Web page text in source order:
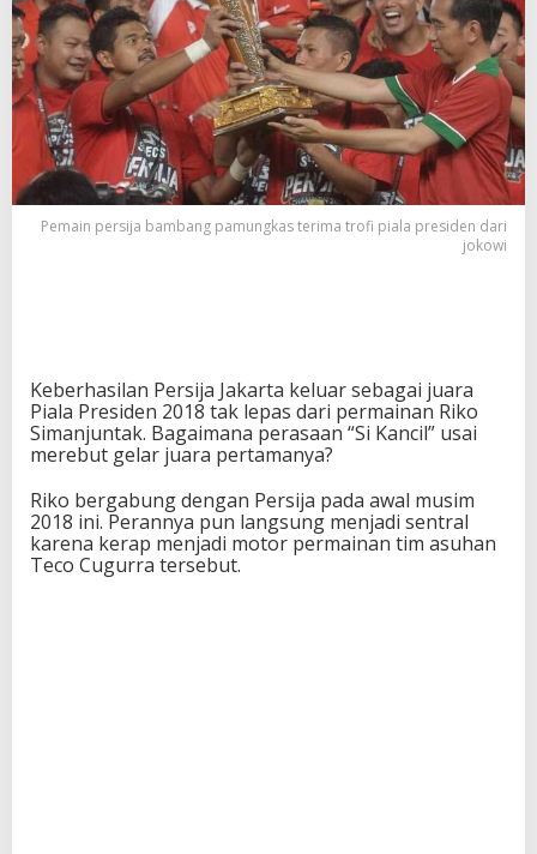
n
g
a
M
e
d
a
l
i
J
a
l
a
P
r
s
i
d
e
Pemain persija bambang pamungkas terima trofi piala presiden dari
jokowi
Keberhasilan Persija Jakarta keluar sebagai juara
Piala Presiden 2018 tak lepas dari permainan Riko
Simanjuntak. Bagaimana perasaan “Si Kancil” usai
merebut gelar juara pertamanya?
Riko bergabung dengan Persija pada awal musim
2018 ini. Perannya pun langsung menjadi sentral
karena kerap menjadi motor permainan tim asuhan
Teco Cugurra tersebut.